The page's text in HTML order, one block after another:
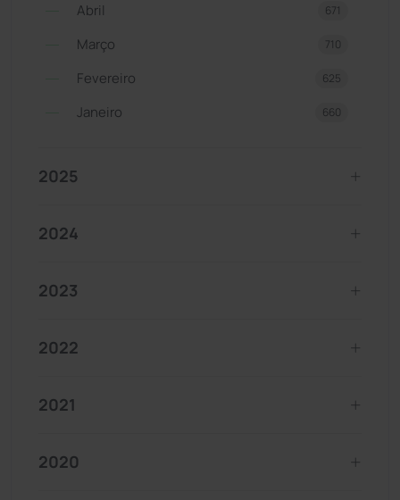
Abril 671
Março 710
Fevereiro 625
Janeiro 660
2025
2024
2023
2022
2021
2020